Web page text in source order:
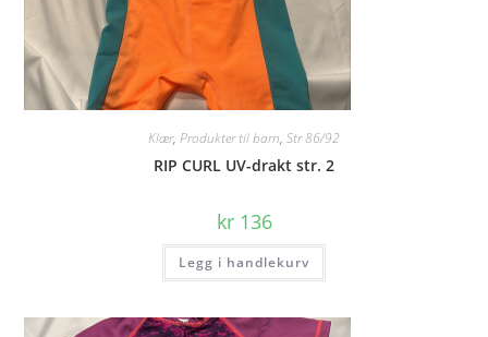
Klær, Produkter til barn, Str 86/92
RIP CURL UV-drakt str. 2
kr136
Legg i handlekurv